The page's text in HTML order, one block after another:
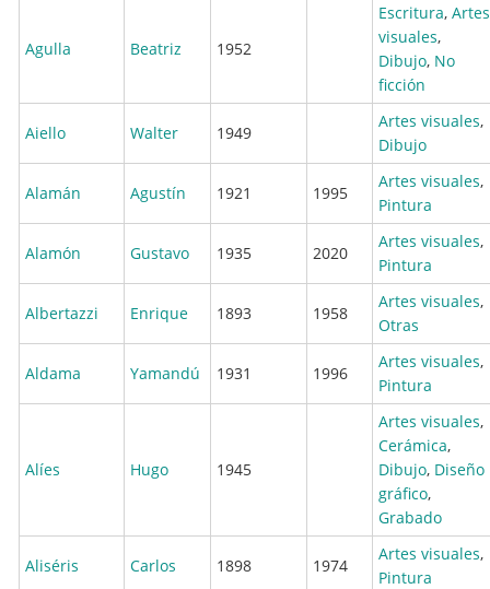
Agulla Beatriz 1952
Escritura, Artes
visuales,
Dibujo, No
ficción
Aiello Walter 1949
Artes visuales,
Dibujo
Alamán Agustín 1921 1995
Artes visuales,
Pintura
Alamón Gustavo 1935 2020
Artes visuales,
Pintura
Albertazzi Enrique 1893 1958
Artes visuales,
Otras
Aldama Yamandú 1931 1996
Artes visuales,
Pintura
Alíes Hugo 1945
Artes visuales,
Cerámica,
Dibujo, Diseño
gráfico,
Grabado
Aliséris Carlos 1898 1974
Artes visuales,
Pintura